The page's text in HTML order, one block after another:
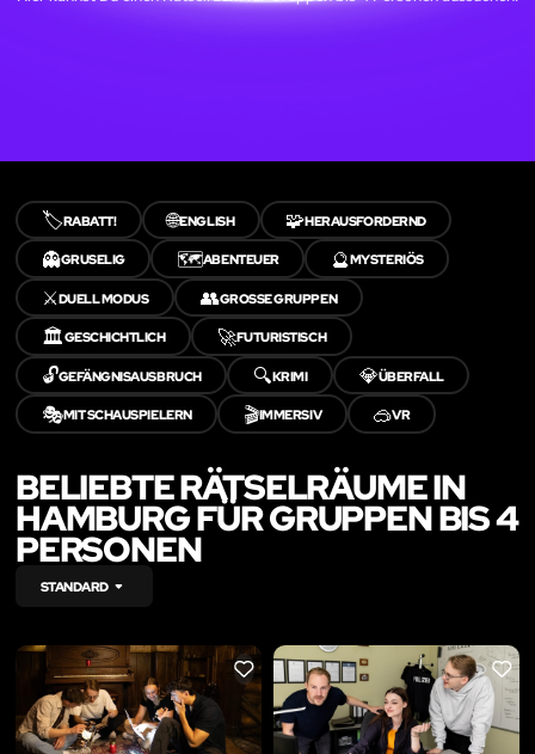
🏷️RABATT! 🌐ENGLISH 🧩HERAUSFORDERND
👻GRUSELIG 🗺️ABENTEUER 🔮MYSTERIÖS
⚔️DUELL MODUS 👥GROSSE GRUPPEN
🏛️GESCHICHTLICH 🚀FUTURISTISCH
🔓GEFÄNGNISAUSBRUCH 🔍KRIMI 💎ÜBERFALL
🎭MIT SCHAUSPIELERN 🎬IMMERSIV 🥽VR
BELIEBTE RÄTSELRÄUME IN
HAMBURG FÜR GRUPPEN BIS 4
PERSONEN
STANDARD
LIKE LIKE